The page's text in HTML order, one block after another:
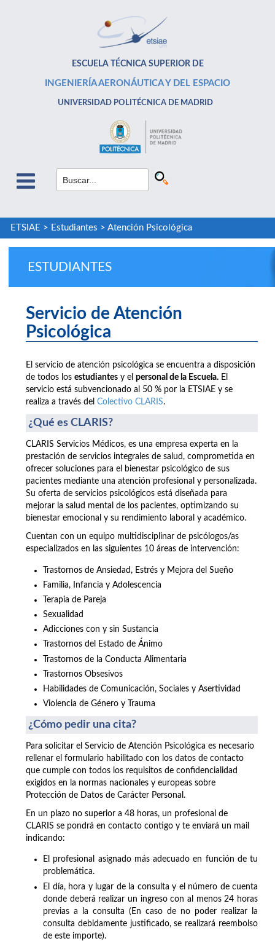
ESCUELA TÉCNICA SUPERIOR DE
INGENIERÍA AERONÁUTICA Y DEL ESPACIO
UNIVERSIDAD POLITÉCNICA DE MADRID
ETSIAE > Estudiantes > Atención Psicológica
ESTUDIANTES
Servicio de Atención
Psicológica
El servicio de atención psicológica se encuentra a disposición
de todos los estudiantes y el personal de la Escuela. El
servicio está subvencionado al 50 % por la ETSIAE y se
realiza a través del Colectivo CLARIS.
¿Qué es CLARIS?
CLARIS Servicios Médicos, es una empresa experta en la
prestación de servicios integrales de salud, comprometida en
ofrecer soluciones para el bienestar psicológico de sus
pacientes mediante una atención profesional y personalizada.
Su oferta de servicios psicológicos está diseñada para
mejorar la salud mental de los pacientes, optimizando su
bienestar emocional y su rendimiento laboral y académico.
Cuentan con un equipo multidisciplinar de psicólogos/as
especializados en las siguientes 10 áreas de intervención:
Trastornos de Ansiedad, Estrés y Mejora del Sueño
Familia, Infancia y Adolescencia
Terapia de Pareja
Sexualidad
Adicciones con y sin Sustancia
Trastornos del Estado de Ánimo
Trastornos de la Conducta Alimentaria
Trastornos Obsesivos
Habilidades de Comunicación, Sociales y Asertividad
Violencia de Género y Trauma
¿Cómo pedir una cita?
Para solicitar el Servicio de Atención Psicológica es necesario
rellenar el formulario habilitado con los datos de contacto
que cumple con todos los requisitos de confidencialidad
exigidos en la normas nacionales y europeas sobre
Protección de Datos de Carácter Personal.
En un plazo no superior a 48 horas, un profesional de
CLARIS se pondrá en contacto contigo y te enviará un mail
indicando:
El profesional asignado más adecuado en función de tu
problemática.
El día, hora y lugar de la consulta y el número de cuenta
donde deberá realizar un ingreso con al menos 24 horas
previas a la consulta (En caso de no poder realizar la
consulta debidamente justificado, se realizará reembolso
de este importe).